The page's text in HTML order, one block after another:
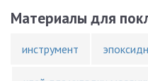
Материалы для
инструмент